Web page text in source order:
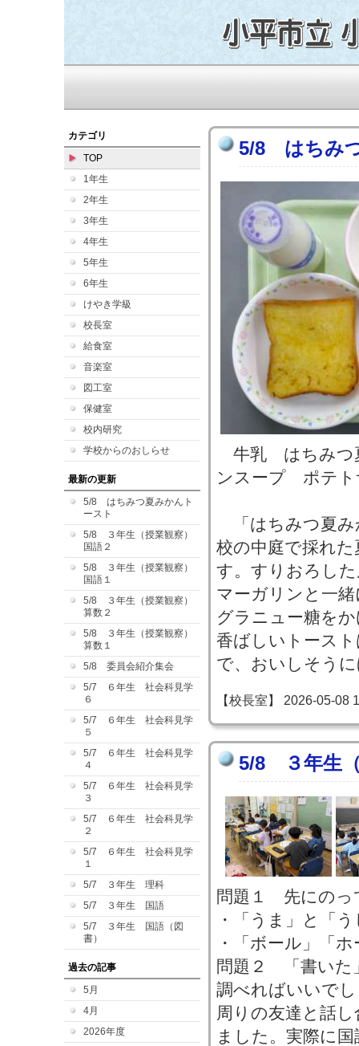
カテゴリ
TOP
1年生
2年生
3年生
4年生
5年生
6年生
けやき学級
校長室
給食室
音楽室
図工室
保健室
校内研究
学校からのおしらせ
最新の更新
5/8 はちみつ夏みかんト
ースト
5/8 ３年生（授業観察）
国語２
5/8 ３年生（授業観察）
国語１
5/8 ３年生（授業観察）
算数２
5/8 ３年生（授業観察）
算数１
5/8 委員会紹介集会
5/7 ６年生 社会科見学
６
5/7 ６年生 社会科見学
５
5/7 ６年生 社会科見学
４
5/7 ６年生 社会科見学
３
5/7 ６年生 社会科見学
２
5/7 ６年生 社会科見学
１
5/7 ３年生 理科
5/7 ３年生 国語
5/7 ３年生 国語（図
書）
過去の記事
5月
4月
2026年度
5/8 はちみ
牛乳 はちみつ
ンスープ ポテト
「はちみつ夏み
校の中庭で採れ
す。すりおろし
マーガリンと一
グラニュー糖を
香ばしいトース
で、おいしそう
【校長室】 2026-05-08
5/8 ３年生
問題１ 先にのっ
・「うま」と「
・「ボール」「
問題２ 「書いた
調べればいいで
周りの友達と話
ました。実際に